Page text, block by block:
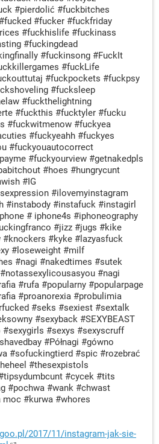
#pierdolić #fuckbitches
#fucker #fuckfriday
#fuckhislife #fuckinass
#fuckingdead
#fuckinsong #FuckIt
#fuckLife
#fuckpockets #fuckpsy
#fucksleep
#fuckthelightning
#fuckthis #fucktyler #fucku
#fuckwitmenow #fuckyea
#fuckyeahh #fuckyes
#fuckyouautocorrect
#fuckyourview #getnakedpls
#hoes #hungrycunt
#IG
#ilovemyinstagram
#instabody #instafuck #instagirl
# iphone4s #iphoneography
#jizz #jugs #kike
#kyke #lazyasfuck
#loseweight #milf
#nagi #nakedtimes #sutek
#nagi
#rufa #popularny #popularpage
#proanorexia #probulimia
#seks #sexiest #sextalk
#sexyback #SEXYBEAST
#sexys #sexyscruff
#Półnagi #gówno
#sofuckingtierd #spic #rozebrać
#thesexpistols
#cycek #tits
#pochwa #wank #chwast
moc #kurwa #whores
2017/11/instagram-jak-sie-